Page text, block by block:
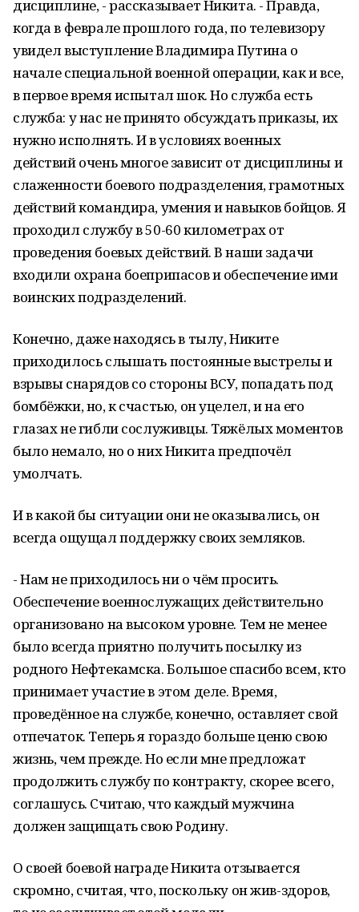
дисциплине, - рассказывает Никита. - Правда,
когда в феврале прошлого года, по телевизору
увидел выступление Владимира Путина о
начале специальной военной операции, как и все,
в первое время испытал шок. Но служба есть
служба: у нас не принято обсуждать приказы, их
нужно исполнять. И в условиях военных
действий очень многое зависит от дисциплины и
слаженности боевого подразделения, грамотных
действий командира, умения и навыков бойцов. Я
проходил службу в 50-60 километрах от
проведения боевых действий. В наши задачи
входили охрана боеприпасов и обеспечение ими
воинских подразделений.
Конечно, даже находясь в тылу, Никите
приходилось слышать постоянные выстрелы и
взрывы снарядов со стороны ВСУ, попадать под
бомбёжки, но, к счастью, он уцелел, и на его
глазах не гибли сослуживцы. Тяжёлых моментов
было немало, но о них Никита предпочёл
умолчать.
И в какой бы ситуации они не оказывались, он
всегда ощущал поддержку своих земляков.
- Нам не приходилось ни о чём просить.
Обеспечение военнослужащих действительно
организовано на высоком уровне. Тем не менее
было всегда приятно получить посылку из
родного Нефтекамска. Большое спасибо всем, кто
принимает участие в этом деле. Время,
проведённое на службе, конечно, оставляет свой
отпечаток. Теперь я гораздо больше ценю свою
жизнь, чем прежде. Но если мне предложат
продолжить службу по контракту, скорее всего,
соглашусь. Считаю, что каждый мужчина
должен защищать свою Родину.
О своей боевой награде Никита отзывается
скромно, считая, что, поскольку он жив-здоров,